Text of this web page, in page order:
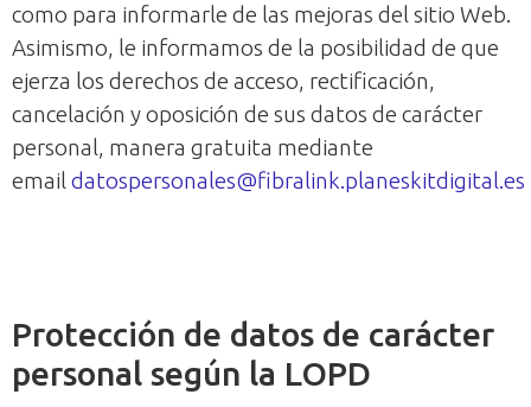
como para informarle de las mejoras del sitio Web.
Asimismo, le informamos de la posibilidad de que
ejerza los derechos de acceso, rectificación,
cancelación y oposición de sus datos de carácter
personal, manera gratuita mediante
email datospersonales@fibralink.planeskitdigital.es
Protección de datos de carácter
personal según la LOPD